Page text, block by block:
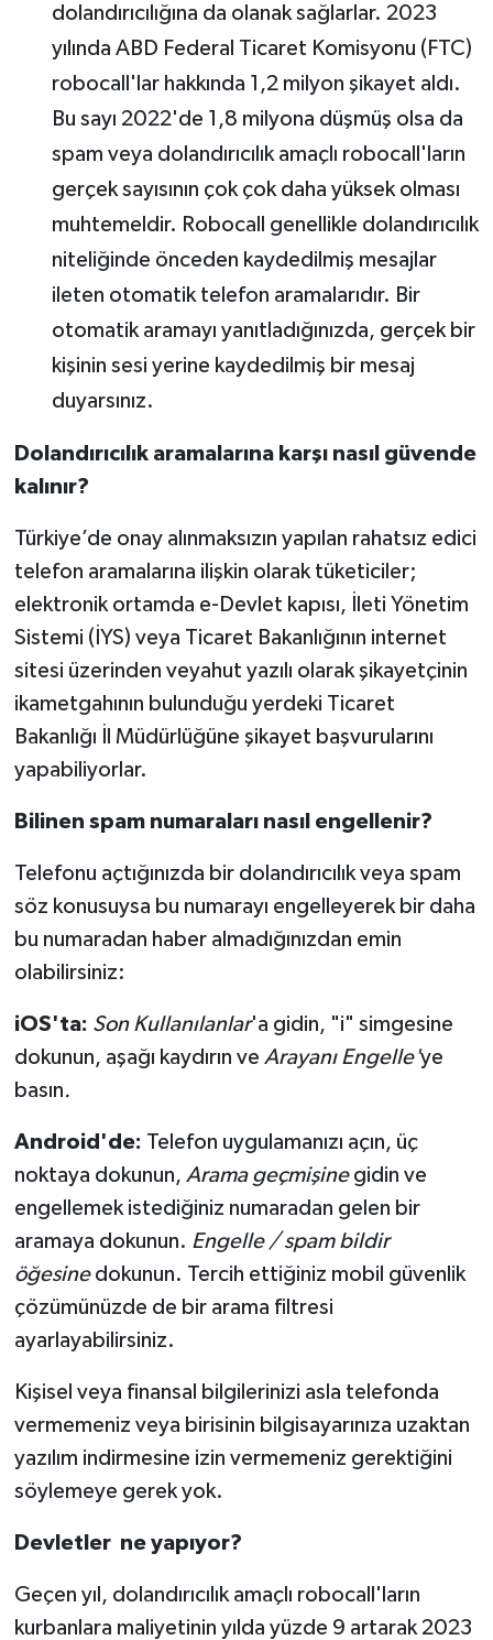
dolandırıcılığına da olanak sağlarlar. 2023
yılında ABD Federal Ticaret Komisyonu (FTC)
robocall'lar hakkında 1,2 milyon şikayet aldı.
Bu sayı 2022'de 1,8 milyona düşmüş olsa da
spam veya dolandırıcılık amaçlı robocall'ların
gerçek sayısının çok çok daha yüksek olması
muhtemeldir. Robocall genellikle dolandırıcılık
niteliğinde önceden kaydedilmiş mesajlar
ileten otomatik telefon aramalarıdır. Bir
otomatik aramayı yanıtladığınızda, gerçek bir
kişinin sesi yerine kaydedilmiş bir mesaj
duyarsınız.
Dolandırıcılık aramalarına karşı nasıl güvende
kalınır?
Türkiye’de onay alınmaksızın yapılan rahatsız edici
telefon aramalarına ilişkin olarak tüketiciler;
elektronik ortamda e-Devlet kapısı, İleti Yönetim
Sistemi (İYS) veya Ticaret Bakanlığının internet
sitesi üzerinden veyahut yazılı olarak şikayetçinin
ikametgahının bulunduğu yerdeki Ticaret
Bakanlığı İl Müdürlüğüne şikayet başvurularını
yapabiliyorlar.
Bilinen spam numaraları nasıl engellenir?
Telefonu açtığınızda bir dolandırıcılık veya spam
söz konusuysa bu numarayı engelleyerek bir daha
bu numaradan haber almadığınızdan emin
olabilirsiniz:
iOS'ta: Son Kullanılanlar'a gidin, "i" simgesine
dokunun, aşağı kaydırın ve Arayanı Engelle'ye
basın.
Android'de: Telefon uygulamanızı açın, üç
noktaya dokunun, Arama geçmişine gidin ve
engellemek istediğiniz numaradan gelen bir
aramaya dokunun. Engelle / spam bildir
öğesine dokunun. Tercih ettiğiniz mobil güvenlik
çözümünüzde de bir arama filtresi
ayarlayabilirsiniz.
Kişisel veya finansal bilgilerinizi asla telefonda
vermemeniz veya birisinin bilgisayarınıza uzaktan
yazılım indirmesine izin vermemeniz gerektiğini
söylemeye gerek yok.
Devletler ne yapıyor?
Geçen yıl, dolandırıcılık amaçlı robocall'ların
kurbanlara maliyetinin yılda yüzde 9 artarak 2023